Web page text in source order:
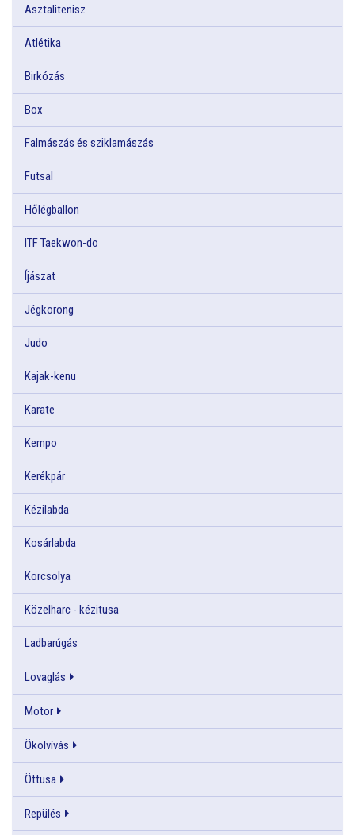
Asztalitenisz
Atlétika
Birkózás
Box
Falmászás és sziklamászás
Futsal
Hőlégballon
ITF Taekwon-do
Íjászat
Jégkorong
Judo
Kajak-kenu
Karate
Kempo
Kerékpár
Kézilabda
Kosárlabda
Korcsolya
Közelharc - kézitusa
Ladbarúgás
Lovaglás
Motor
Ökölvívás
Öttusa
Repülés